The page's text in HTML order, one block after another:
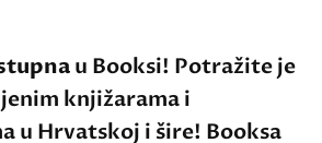
u Booksi! Potražite je
knjižarama i
u Hrvatskoj i šire! Booksa